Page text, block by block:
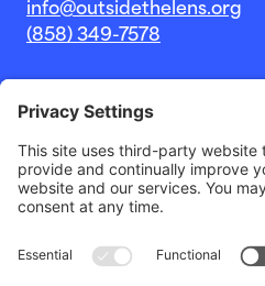
info@outsidethelens.org
(858) 349-7578
© 2026 Outside The Lens,
lucro 501c(3).
Sitio web de